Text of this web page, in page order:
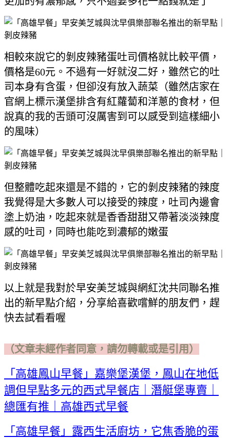
相較來說它的剝皮辣豬蛋吐司價格就比較平價，
價格是60元。不過有一好就沒二好，雖然它的吐
司本身有含蛋，但卻沒有放入蔬菜（雖然店家在
官網上標示漢堡排含有紅蘿蔔和洋蔥的食材，但
說真的我的舌頭可沒厲害到可以感受到這樣細小
的風味）
但整體吃起來還是不錯的，它的剝皮辣豬的辣度
我覺得是大多數人可以接受的辣度，吐司內邊會
塗上奶油，吃起來就是香香甜甜又帶著淡淡辣度
感的吐司，同時也能吃到濃郁的嫩蛋
以上就是我對於早安美芝城與網紅沈共同聯名推
出的新早點介紹，分享給喜歡嚐鮮的朋友們，趕
快去試看看喔
（文章未經作者同意，請勿轉載或是引用）
「高雄鳳山早餐」嘉樂堡漢堡，鳳山在地低
調但早點多元的西式早餐店｜潛艇堡專賣｜
總匯有推｜高雄西式早餐
「高雄早餐」露西生活廚坊，它焦香脆的蛋